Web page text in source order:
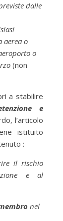
dalle
aerea o
o
(non
a stabilire
e
l’articolo
istituito
:
il rischio
e al
nel